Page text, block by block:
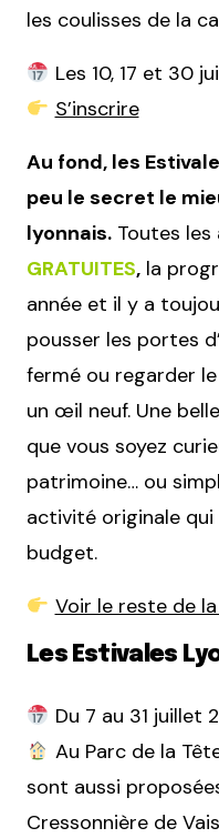
les coulisses de la
Les 10, 17 et 30
S’inscrire
Au fond, les
peu le secret le
lyonnais. Toutes
GRATUITES, la
année et il y a
pousser les portes
fermé ou regarder
un œil neuf. Une
que vous soyez
patrimoine… ou
activité originale
budget.
Voir le reste de
Les Estivales
Du 7 au 31 juillet
Au Parc de la
sont aussi
Cressonnière de